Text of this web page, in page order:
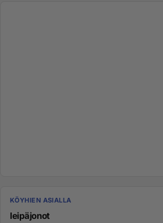
KÖYHIEN ASIALLA
leipäjonot